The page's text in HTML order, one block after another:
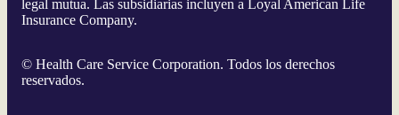
legal mutua. Las subsidiarias incluyen a Loyal American Life
Insurance Company.
© Health Care Service Corporation. Todos los derechos
reservados.